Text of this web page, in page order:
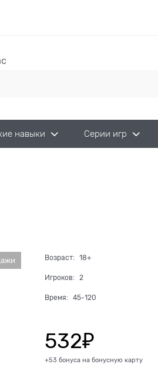
навыки Серии игр
Возраст: 18+
Игроков: 2
Время: 45-120
532₽
+53 бонуса на бонусную карту